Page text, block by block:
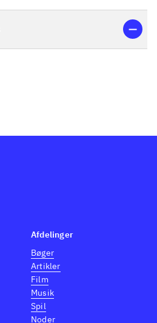
Afdelinger
Bøger
Artikler
Film
Musik
Spil
Noder